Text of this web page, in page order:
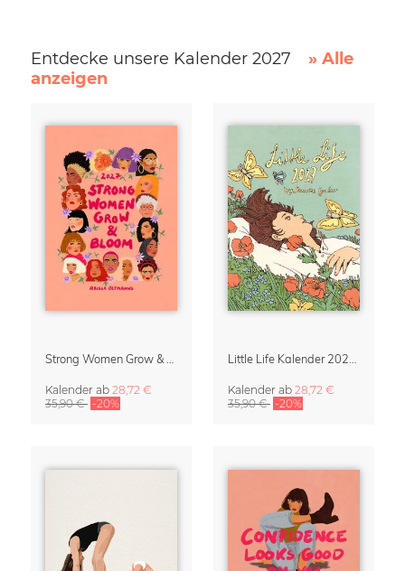
Entdecke unsere Kalender 2027
» Alle
anzeigen
Kalender ab 28,72 €
35,90 € -20%
Kalender ab 28,72 €
35,90 € -20%